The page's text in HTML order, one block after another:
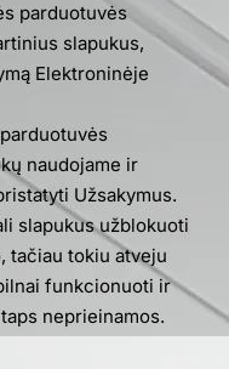
parduotuvės
slapukus,
Elektroninėje
naudojame ir
Užsakymus.
slapukus užblokuoti
tačiau tokiu atveju
funkcionuoti ir
neprieinamos.